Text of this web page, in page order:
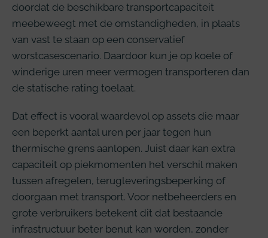
doordat de beschikbare transportcapaciteit
meebeweegt met de omstandigheden, in plaats
van vast te staan op een conservatief
worstcasescenario. Daardoor kun je op koele of
winderige uren meer vermogen transporteren dan
de statische rating toelaat.
Dat effect is vooral waardevol op assets die maar
een beperkt aantal uren per jaar tegen hun
thermische grens aanlopen. Juist daar kan extra
capaciteit op piekmomenten het verschil maken
tussen afregelen, terugleveringsbeperking of
doorgaan met transport. Voor netbeheerders en
grote verbruikers betekent dit dat bestaande
infrastructuur beter benut kan worden, zonder